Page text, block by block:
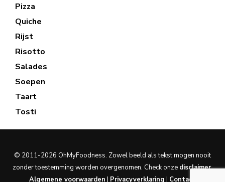
Pizza
Quiche
Rijst
Risotto
Salades
Soepen
Taart
Tosti
© 2011-2026 OhMyFoodness. Zowel beeld als tekst mogen nooit
zonder toestemming worden overgenomen. Check onze disclaimer.
Algemene voorwaarden | Privacyverklaring | Contact